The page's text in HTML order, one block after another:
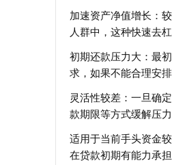
加速资产净值增长：
人群中，这种快速去
初期还款压力大：最
求，如果不能合理安
灵活性较差：一旦确
款期限等方式缓解压力
适用于当前手头资金
在贷款初期有能力承